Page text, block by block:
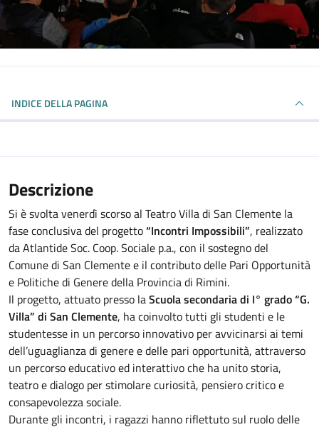
INDICE DELLA PAGINA
Descrizione
Si è svolta venerdì scorso al Teatro Villa di San Clemente la
fase conclusiva del progetto“Incontri Impossibili”, realizzato
da Atlantide Soc. Coop. Sociale p.a., con il sostegno del
Comune di San Clemente e il contributo delle Pari Opportunità
e Politiche di Genere della Provincia di Rimini.
Il progetto, attuato presso laScuola secondaria di I° grado “G.
Villa” di San Clemente, ha coinvolto tutti gli studenti e le
studentesse in un percorso innovativo per avvicinarsi ai temi
dell’uguaglianza di genere e delle pari opportunità, attraverso
un percorso educativo ed interattivo che ha unito storia,
teatro e dialogo per stimolare curiosità, pensiero critico e
consapevolezza sociale.
Durante gli incontri, i ragazzi hanno riflettuto sul ruolo delle